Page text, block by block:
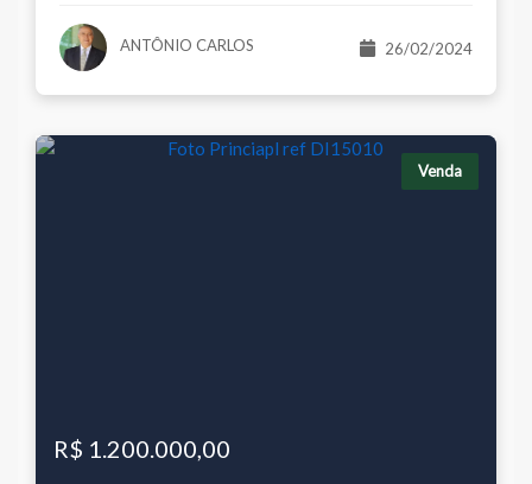
ANTÔNIO CARLOS 26/02/2024
Venda
R$ 1.200.000,00